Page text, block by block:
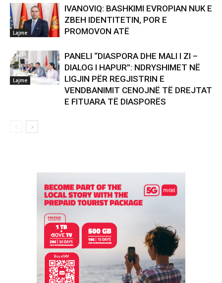
Lajme
IVANOVIQ: BASHKIMI EVROPIAN NUK E
ZBEH IDENTITETIN, POR E
PROMOVON ATË
Lajme
PANELI “DIASPORA DHE MALI I ZI –
DIALOG I HAPUR”: NDRYSHIMET NË
LIGJIN PËR REGJISTRIN E
VENDBANIMIT CENOJNË TË DREJTAT
E FITUARA TË DIASPORËS